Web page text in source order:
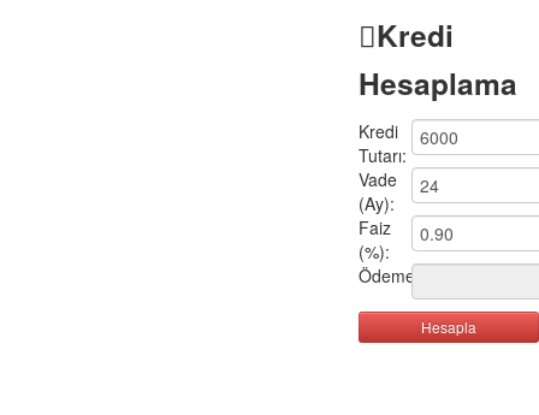
Kredi
Hesaplama
Kredi
Tutarı:
Vade
(Ay):
Faiz
(%):
Ödeme:
Hesapla